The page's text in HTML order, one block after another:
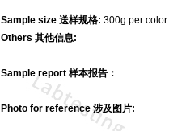
Sample size 送样规格: 300g per
Others 其他信息:
Sample report 样本报告：
Photo for reference 涉及图片: